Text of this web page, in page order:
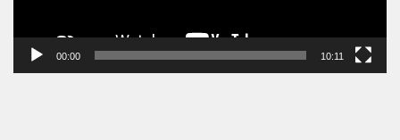
00:00 10:11